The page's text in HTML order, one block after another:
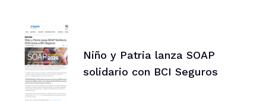
Niño y Patria lanza SOAP
solidario con BCI Seguros